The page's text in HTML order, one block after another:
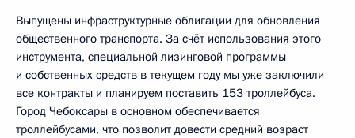
Выпущены инфраструктурные облигации для обновления
общественного транспорта. За счёт использования этого
инструмента, специальной лизинговой программы
и собственных средств в текущем году мы уже заключили
все контракты и планируем поставить 153 троллейбуса.
Город Чебоксары в основном обеспечивается
троллейбусами, что позволит довести средний возраст